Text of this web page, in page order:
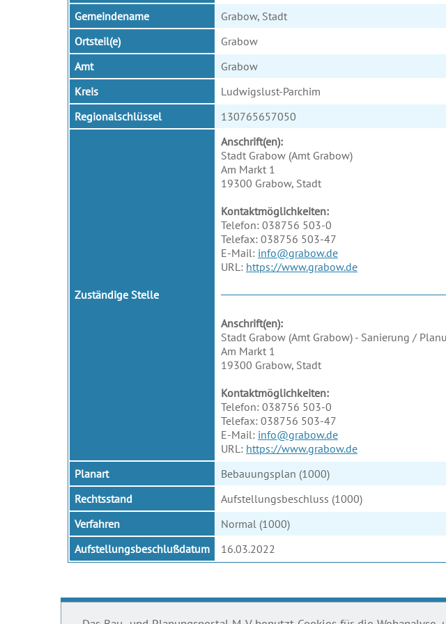
Gemeindename
Grabow, Stadt
Ortsteil(e)
Grabow
Amt
Grabow
Kreis
Ludwigslust-Parchim
Regionalschlüssel
130765657050
Zuständige Stelle
Anschrift(en):
Stadt Grabow (Amt Grabow)
Am Markt 1
19300 Grabow, Stadt
Kontaktmöglichkeiten:
Telefon: 038756 503-0
Telefax: 038756 503-47
E-Mail: info@grabow.de
URL: https://www.grabow.de
Anschrift(en):
Stadt Grabow (Amt Grabow) - Sanierung /
Am Markt 1
19300 Grabow, Stadt
Kontaktmöglichkeiten:
Telefon: 038756 503-0
Telefax: 038756 503-47
E-Mail: info@grabow.de
URL: https://www.grabow.de
Planart
Bebauungsplan (1000)
Rechtsstand
Aufstellungsbeschluss (1000)
Verfahren
Normal (1000)
Aufstellungsbeschlußdatum
16.03.2022